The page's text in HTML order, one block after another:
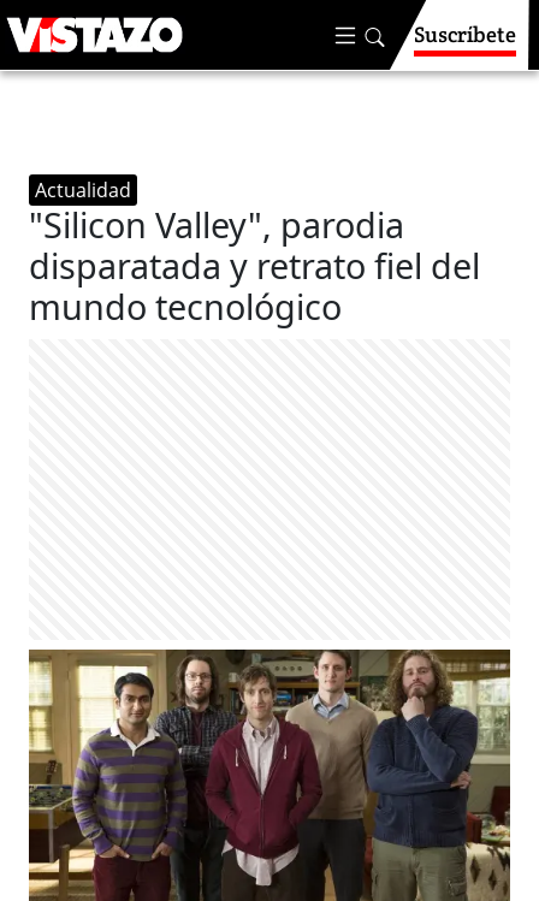
Suscríbete
Actualidad
"Silicon Valley", parodia
disparatada y retrato fiel del
mundo tecnológico